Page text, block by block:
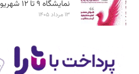
نمایشگاه ۹ تا ۱۲ شهریور برگزار می‌شود
۱۳ مرداد ۱۴۰۵